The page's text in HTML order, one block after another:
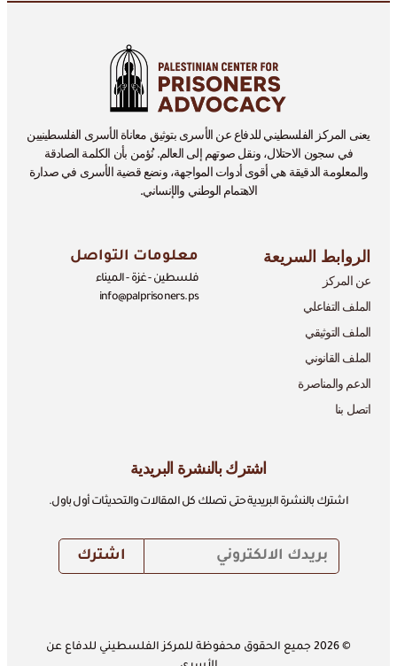
يعنى المركز الفلسطيني للدفاع عن الأسرى بتوثيق معاناة الأسرى الفلسطينيين
في سجون الاحتلال، ونقل صوتهم إلى العالم. نُؤمن بأن الكلمة الصادقة
والمعلومة الدقيقة هي أقوى أدوات المواجهة، ونضع قضية الأسرى في صدارة
الاهتمام الوطني والإنساني.
الروابط السريعة
عن المركز
الملف التفاعلي
الملف التوثيقي
الملف القانوني
الدعم والمناصرة
اتصل بنا
معلومات التواصل
فلسطين - غزة - الميناء
info@palprisoners.ps
اشترك بالنشرة البريدية
اشترك بالنشرة البريدية حتى تصلك كل المقالات والتحديثات أول باول.
© 2026 جميع الحقوق محفوظة للمركز الفلسطيني للدفاع عن